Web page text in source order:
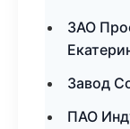
ЗАО
Завод
ПАО